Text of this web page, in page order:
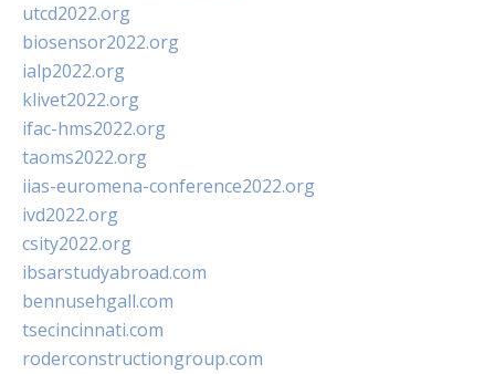
utcd2022.org
biosensor2022.org
ialp2022.org
klivet2022.org
ifac-hms2022.org
taoms2022.org
iias-euromena-conference2022.org
ivd2022.org
csity2022.org
ibsarstudyabroad.com
bennusehgall.com
tsecincinnati.com
roderconstructiongroup.com